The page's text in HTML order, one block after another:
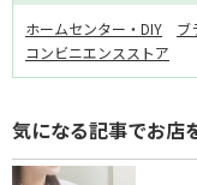
ホームセンター・DIY
ブ
コンビニエンスストア
気になる記事でお店